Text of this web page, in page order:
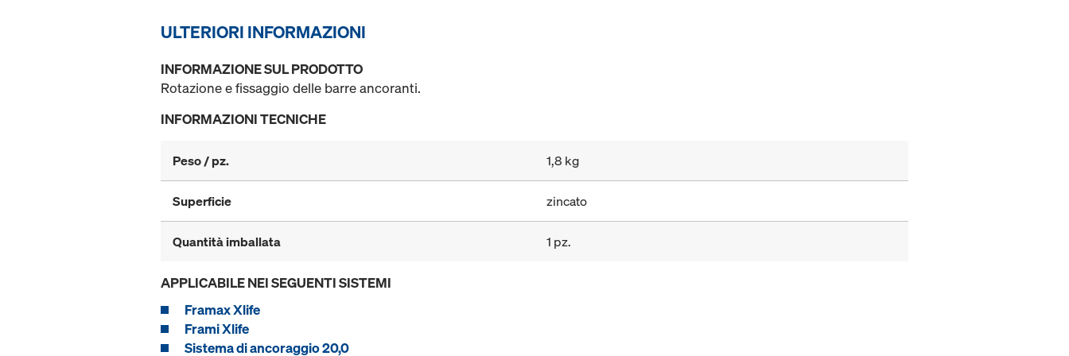
ULTERIORI INFORMAZIONI
INFORMAZIONE SUL PRODOTTO
Rotazione e fissaggio delle barre ancoranti.
INFORMAZIONI TECNICHE
Peso / pz. 1,8 kg
Superficie zincato
Quantità imballata 1 pz.
APPLICABILE NEI SEGUENTI SISTEMI
Framax Xlife
Frami Xlife
Sistema di ancoraggio 20,0